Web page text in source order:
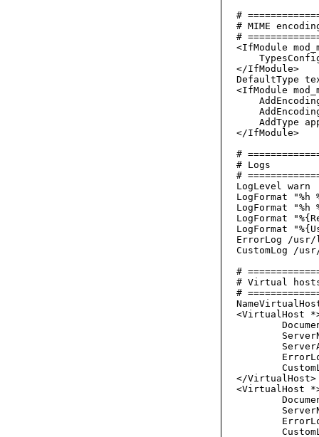
#
# MIME
#
<IfModule
</IfModule>
DefaultType
<IfModule
AddType
</IfModule>
#
# Logs
#
LogLevel warn
LogFormat
LogFormat "%h
LogFormat
LogFormat
ErrorLog /
CustomLog /
#
# Virtual
#
<VirtualHost
</VirtualHost>
<VirtualHost